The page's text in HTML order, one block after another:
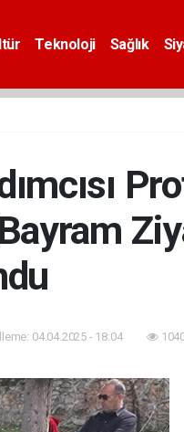
Teknoloji Sağlık
04.04.2025 - 18:04